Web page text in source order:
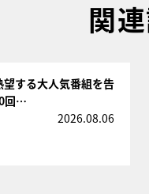
関
する大人気番組を告
回…
2026.08.06